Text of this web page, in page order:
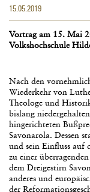
15.05.2019
Vortrag am 15. Mai
Volkshochschule
Nach den
Wiederkehr von
Theologe und
bislang
hingerichteten
Savonarola. Dessen
und sein Einfluss auf
zu einer
dem Dreigestirn
anderes und
der